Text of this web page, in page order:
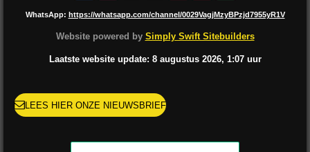
a
c
b
k
n
s
a
r
a
k
o
i
n
e
r
s
o
u
u
b
e
h
a
s
A
p
p
WhatsApp: https://whatsapp.com/channel/0029VagjMzyBPzjd7955yR1V
Website powered by Simply Swift Sitebuilders
Laatste website update: 8 augustus 2026, 1:07 uur
LEES HIER ONZE NIEUWSBRIEF